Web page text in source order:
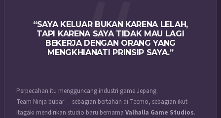
“SAYA KELUAR BUKAN KARENA LELAH,
TAPI KARENA SAYA TIDAK MAU LAGI
BEKERJA DENGAN ORANG YANG
MENGKHIANATI PRINSIP SAYA.”
Perpecahan itu mengguncang industri game Jepang.
Team Ninja bubar — sebagian bertahan di Tecmo, sebagian ikut
Itagaki mendirikan studio baru bernama Valhalla Game Studios.